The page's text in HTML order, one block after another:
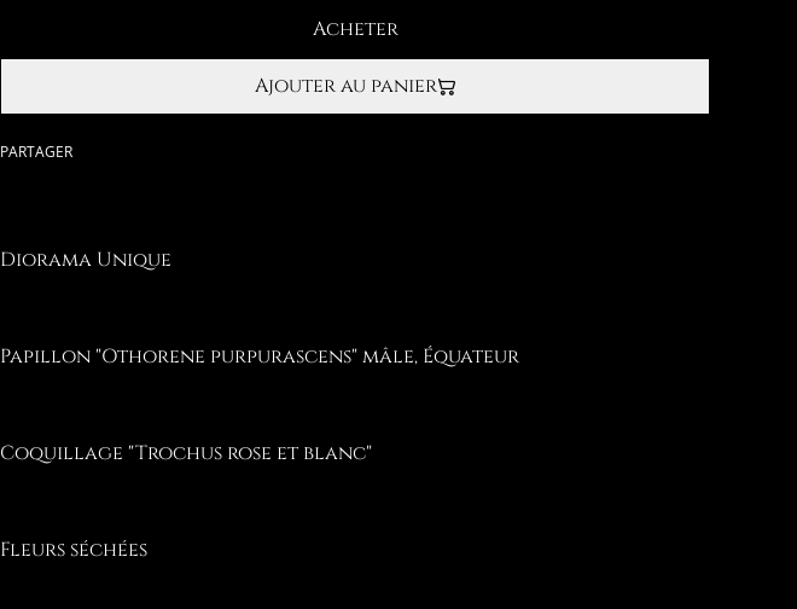
Acheter
Ajouter au panier
PARTAGER
Diorama Unique
Papillon "Othorene purpurascens" mâle, Équateur
Coquillage "Trochus rose et blanc"
Fleurs séchées